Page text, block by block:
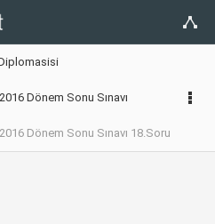
Dönem Sonu Sınavı
Dönem Sonu Sınavı 18.Soru